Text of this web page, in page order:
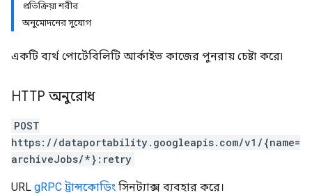
প্রতিক্রিয়া শরীর
অনুমোদনের সুযোগ
একটি ব্যর্থ পোর্টেবিলিটি আর্কাইভ কাজের পুনরায় চেষ্টা করে৷
HTTP অনুরোধ
POST
https://dataportability.googleapis.com/v1/{name=
archiveJobs/*}:retry
URL gRPC ট্রান্সকোডিং সিনট্যাক্স ব্যবহার করে।